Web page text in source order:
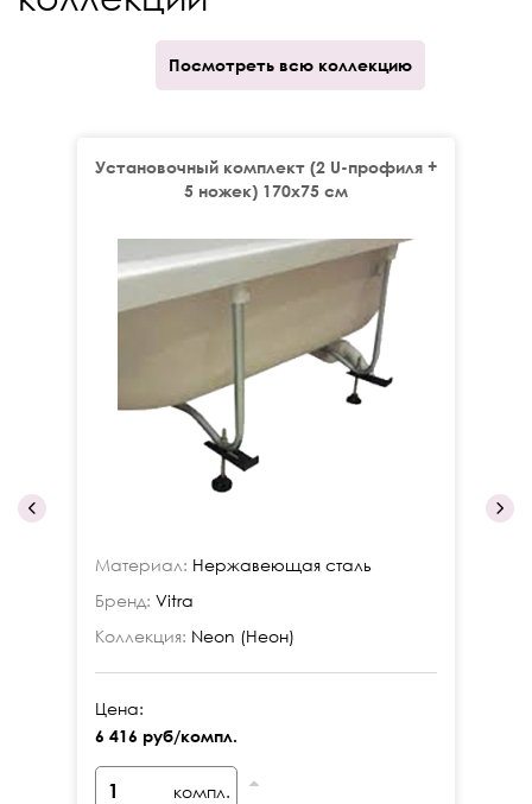
Посмотреть всю коллекцию
Установочный комплект (2 U-профиля +
5 ножек) 170x75 см
Материал: Нержавеющая сталь
Бренд: Vitra
Коллекция: Neon (Неон)
Цена:
6 416 руб/компл.
компл.